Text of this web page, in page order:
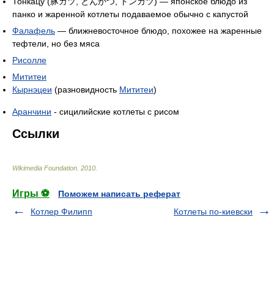
панко и жаренной котлеты подаваемое обычно с капустой
Фалафель — ближневосточное блюдо, похожее на жаренные
тефтели, но без мяса
Рисолле
Мититеи
Кырнэцеи (разновидность Мититеи)
Аранчини - сицилийские котлеты с рисом
Ссылки
Wikimedia Foundation 2010
Игры ⚽
Поможем написать реферат
Котлер Филипп
Котлеты по-киевски